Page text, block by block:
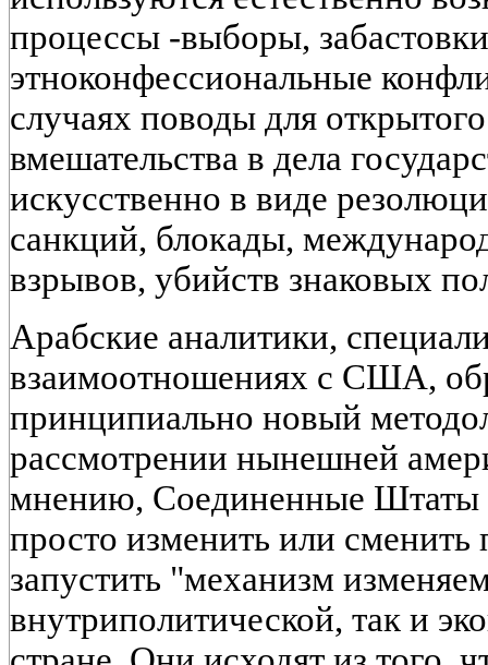
процессы -выборы,
этноконфессиональные
случаях поводы для
вмешательства в дела
искусственно в виде
санкций, блокады,
взрывов, убийств знаковых
Арабские аналитики,
взаимоотношениях с США,
принципиально новый
рассмотрении нынешней
мнению, Соединенные Штаты
просто изменить или сменить
запустить "механизм
внутриполитической, так и